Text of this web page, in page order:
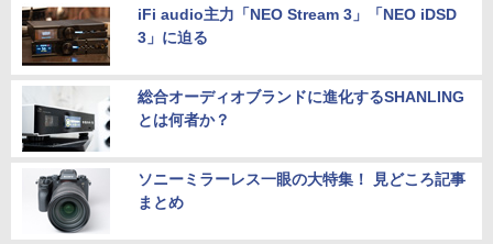
iFi audio主力「NEO Stream 3」「NEO iDSD
3」に迫る
総合オーディオブランドに進化するSHANLING
とは何者か？
ソニーミラーレス一眼の大特集！ 見どころ記事
まとめ